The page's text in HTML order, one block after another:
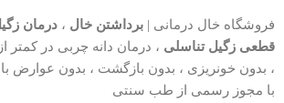
فروشگاه خال درمانی | برداشتن خال ، درمان
قطعی زگیل تناسلی
، بدون خونریزی ، بدون بازگشت ، بدون عوارض با
با مجوز رسمی از طب سنتی